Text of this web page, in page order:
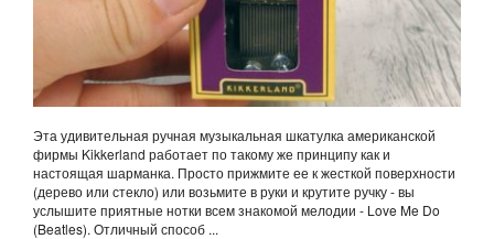
Эта удивительная ручная музыкальная шкатулка американской
фирмы Kikkerland работает по такому же принципу как и
настоящая шарманка. Просто прижмите ее к жесткой поверхности
(дерево или стекло) или возьмите в руки и крутите ручку - вы
услышите приятные нотки всем знакомой мелодии - Love Me Do
(Beatles). Отличный способ ...